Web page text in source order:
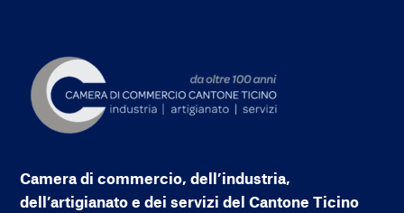
Camera di commercio, dell’industria,
dell’artigianato e dei servizi del Cantone Ticino